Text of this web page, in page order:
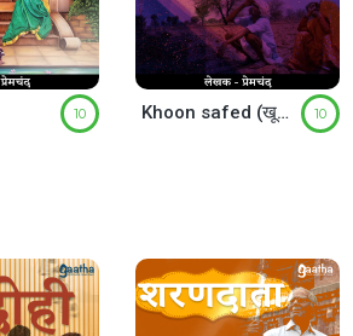
10 Khoon safed (खून सफेद) 10